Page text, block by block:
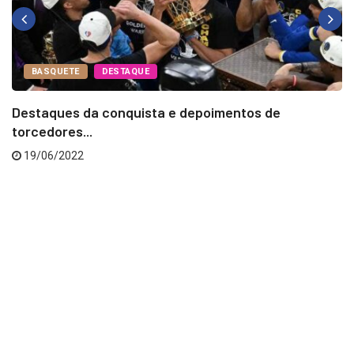
BASQUETE DESTAQUE
Destaques da conquista e depoimentos de
torcedores...
19/06/2022